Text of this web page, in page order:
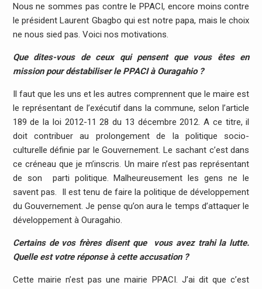
Nous ne sommes pas contre le PPACI, encore moins contre
le président Laurent Gbagbo qui est notre papa, mais le choix
ne nous sied pas. Voici nos motivations.
Que dites-vous de ceux qui pensent que vous êtes en
mission pour déstabiliser le PPACI à Ouragahio ?
Il faut que les uns et les autres comprennent que le maire est
le représentant de l’exécutif dans la commune, selon l’article
189 de la loi 2012-11 28 du 13 décembre 2012. A ce titre, il
doit contribuer au prolongement de la politique socio-
culturelle définie par le Gouvernement. Le sachant c’est dans
ce créneau que je m’inscris. Un maire n’est pas représentant
de son parti politique. Malheureusement les gens ne le
savent pas. Il est tenu de faire la politique de développement
du Gouvernement. Je pense qu’on aura le temps d’attaquer le
développement à Ouragahio.
Certains de vos frères disent que vous avez trahi la lutte.
Quelle est votre réponse à cette accusation ?
Cette mairie n’est pas une mairie PPACI. J’ai dit que c’est